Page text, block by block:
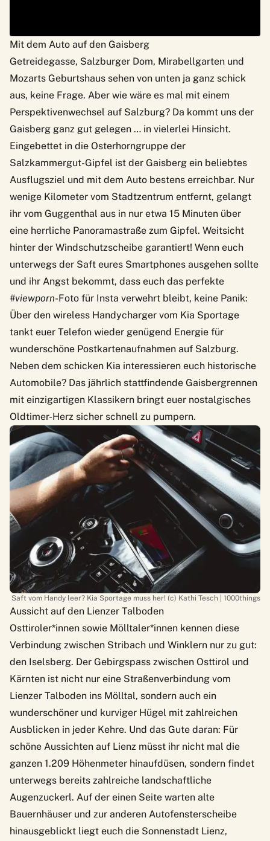
Mit dem Auto auf den Gaisberg
Getreidegasse, Salzburger Dom, Mirabellgarten und
Mozarts Geburtshaus sehen von unten ja ganz schick
aus, keine Frage. Aber wie wäre es mal mit einem
Perspektivenwechsel auf Salzburg? Da kommt uns der
Gaisberg ganz gut gelegen … in vielerlei Hinsicht.
Eingebettet in die Osterhorngruppe der
Salzkammergut-Gipfel ist der Gaisberg ein beliebtes
Ausflugsziel und mit dem Auto bestens erreichbar. Nur
wenige Kilometer vom Stadtzentrum entfernt, gelangt
ihr vom Guggenthal aus in nur etwa 15 Minuten über
eine herrliche Panoramastraße zum Gipfel. Weitsicht
hinter der Windschutzscheibe garantiert! Wenn euch
unterwegs der Saft eures Smartphones ausgehen sollte
und ihr Angst bekommt, dass euch das perfekte
#viewporn-Foto für Insta verwehrt bleibt, keine Panik:
Über den wireless Handycharger vom Kia Sportage
tankt euer Telefon wieder genügend Energie für
wunderschöne Postkartenaufnahmen auf Salzburg.
Neben dem schicken Kia interessieren euch historische
Automobile? Das jährlich stattfindende Gaisbergrennen
mit einzigartigen Klassikern bringt euer nostalgisches
Oldtimer-Herz sicher schnell zu pumpern.
Saft vom Handy leer? Kia Sportage muss her! (c) Kathi Tesch | 1000things
Aussicht auf den Lienzer Talboden
Osttiroler*innen sowie Mölltaler*innen kennen diese
Verbindung zwischen Stribach und Winklern nur zu gut:
den Iselsberg. Der Gebirgspass zwischen Osttirol und
Kärnten ist nicht nur eine Straßenverbindung vom
Lienzer Talboden ins Mölltal, sondern auch ein
wunderschöner und kurviger Hügel mit zahlreichen
Ausblicken in jeder Kehre. Und das Gute daran: Für
schöne Aussichten auf Lienz müsst ihr nicht mal die
ganzen 1.209 Höhenmeter hinaufdüsen, sondern findet
unterwegs bereits zahlreiche landschaftliche
Augenzuckerl. Auf der einen Seite warten alte
Bauernhäuser und zur anderen Autofensterscheibe
hinausgeblickt liegt euch die Sonnenstadt Lienz,